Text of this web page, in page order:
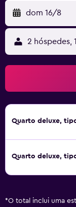
4,8 km de
Jantar Mantar. O
Indira Gandhi fica
oferece serviço
adicional.
dom 16/8
2 hóspedes,
Quarto deluxe,
Quarto deluxe,
*O total inclui uma